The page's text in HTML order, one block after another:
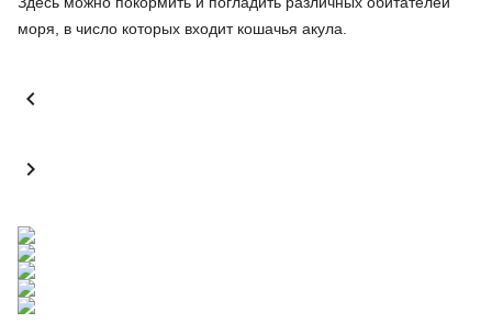
моря, в число которых входит кошачья акула.

